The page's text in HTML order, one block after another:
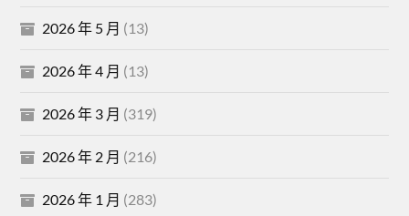
2026 年 5 月 (13)
2026 年 4 月 (13)
2026 年 3 月 (319)
2026 年 2 月 (216)
2026 年 1 月 (283)